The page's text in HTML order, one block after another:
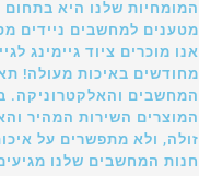
המומחיות שלנו היא
מטענים למחשבים ניידים
אנו מוכרים ציוד גיימינג
מחודשים באיכות מעולה!
המחשבים והאלקטרוניקה.
המוצרים השירות המהיר
זולה, ולא מתפשרים על
חנות המחשבים שלנו